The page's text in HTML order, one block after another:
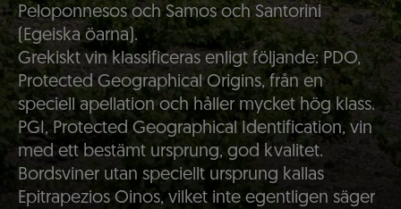
Peloponnesos och Samos och Santorini
(Egeiska öarna).
Grekiskt vin klassificeras enligt följande: PDO,
Protected Geographical Origins, från en
speciell apellation och håller mycket hög klass.
PGI, Protected Geographical Identification, vin
med ett bestämt ursprung, god kvalitet.
Bordsviner utan speciellt ursprung kallas
Epitrapezios Oinos, vilket inte egentligen säger